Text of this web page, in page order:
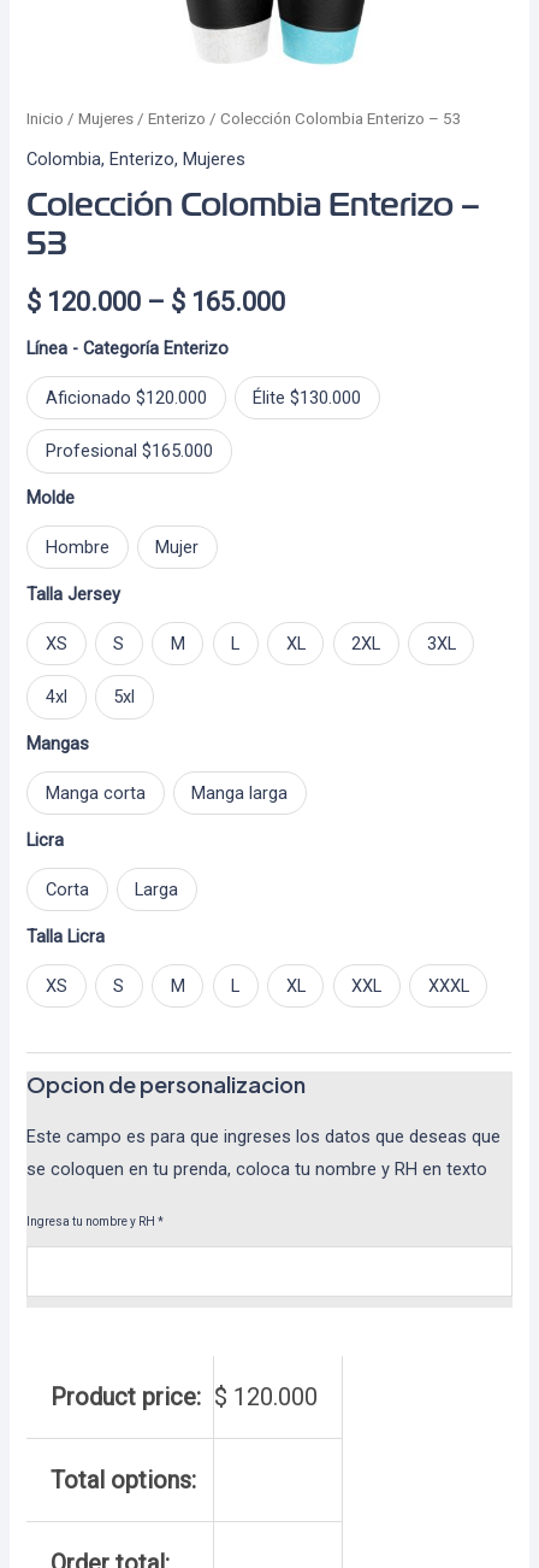
Inicio /Mujeres /Enterizo / Colección Colombia Enterizo – 53
Colombia,Enterizo,Mujeres
Colección Colombia Enterizo –
53
$ 120.000 – $ 165.000Price
$ 120.000
Línea - Categoría Enterizo
Aficionado $120.000 Élite $130.000
Profesional $165.000
Molde
Hombre Mujer
Talla Jersey
XS S M L XL 2XL 3XL
4xl 5xl
Mangas
Manga corta Manga larga
Licra
Corta Larga
Talla Licra
XS S M L XL XXL XXXL
Opcion de personalizacion
Este campo es para que ingreses los datos que deseas que
se coloquen en tu prenda, coloca tu nombre y RH en texto
Ingresa tu nombre y RH*
Product price: $ 120.000
Total options: